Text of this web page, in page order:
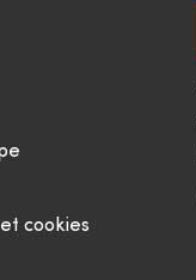
cookies